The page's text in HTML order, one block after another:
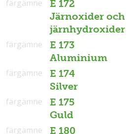
E 172
Järnoxider och
järnhydroxider
färgämne
E 173
Aluminium
färgämne
E 174
Silver
färgämne
E 175
Guld
färgämne
E 180
färgämne